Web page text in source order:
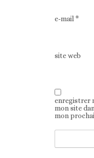
e-mail*
site web
enregistrer
mon site
mon